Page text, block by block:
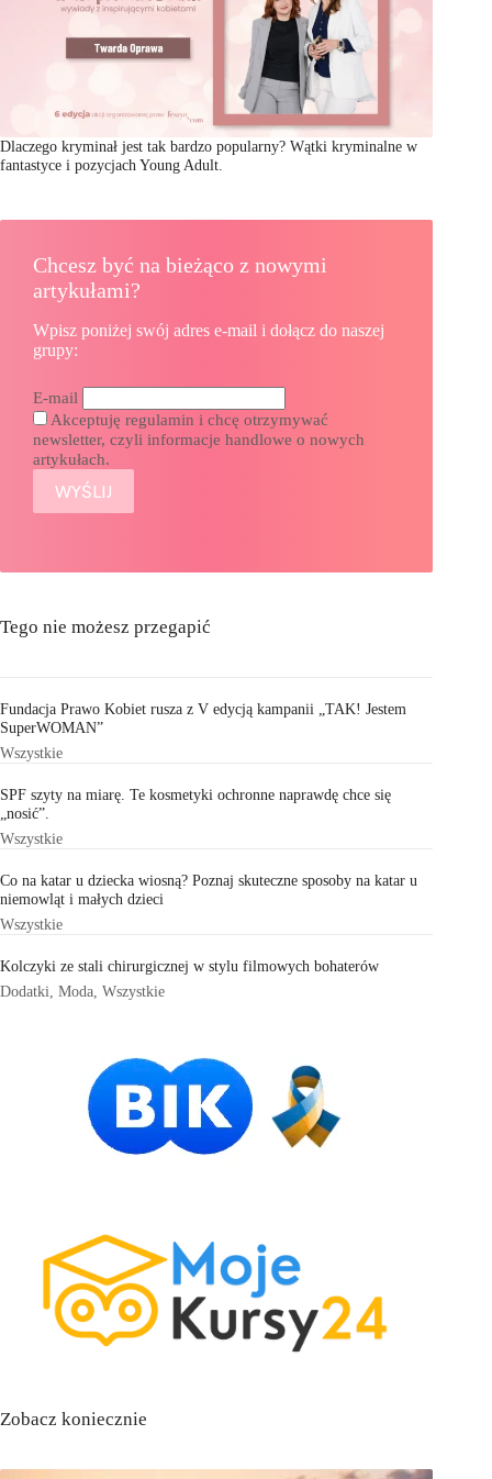
Dlaczego kryminał jest tak bardzo popularny? Wątki kryminalne w
fantastyce i pozycjach Young Adult.
Chcesz być na bieżąco z nowymi
artykułami?
Wpisz poniżej swój adres e-mail i dołącz do naszej
grupy:
E-mail
Akceptuję regulamin i chcę otrzymywać
newsletter, czyli informacje handlowe o nowych
artykułach.
Tego nie możesz przegapić
Fundacja Prawo Kobiet rusza z V edycją kampanii „TAK! Jestem
SuperWOMAN”
Wszystkie
SPF szyty na miarę. Te kosmetyki ochronne naprawdę chce się
„nosić”.
Wszystkie
Co na katar u dziecka wiosną? Poznaj skuteczne sposoby na katar u
niemowląt i małych dzieci
Wszystkie
Kolczyki ze stali chirurgicznej w stylu filmowych bohaterów
Dodatki Moda Wszystkie
Zobacz koniecznie